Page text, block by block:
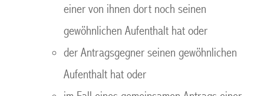
einer von ihnen dort noch seinen
gewöhnlichen Aufenthalt hat oder
der Antragsgegner seinen gewöhnlichen
Aufenthalt hat oder